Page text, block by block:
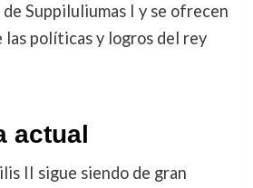
de Suppiluliumas I y se ofrecen
las políticas y logros del rey
actual
II sigue siendo de gran